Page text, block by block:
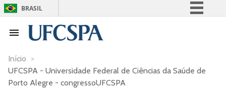
BRASIL
Acesso à informação
Início >
UFCSPA - Universidade Federal de Ciências da Saúde de
Porto Alegre - congressoUFCSPA